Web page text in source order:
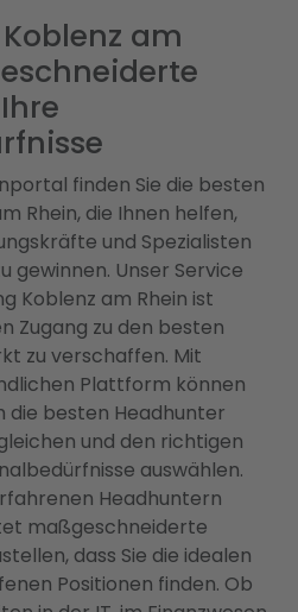
am
finden Sie die besten
Rhein, die Ihnen helfen,
und Spezialisten
gewinnen. Unser Service
Koblenz am Rhein ist
Zugang zu den besten
zu verschaffen. Mit
Plattform können
die besten Headhunter
und den richtigen
auswählen.
Headhuntern
maßgeschneiderte
dass Sie die idealen
Positionen finden. Ob